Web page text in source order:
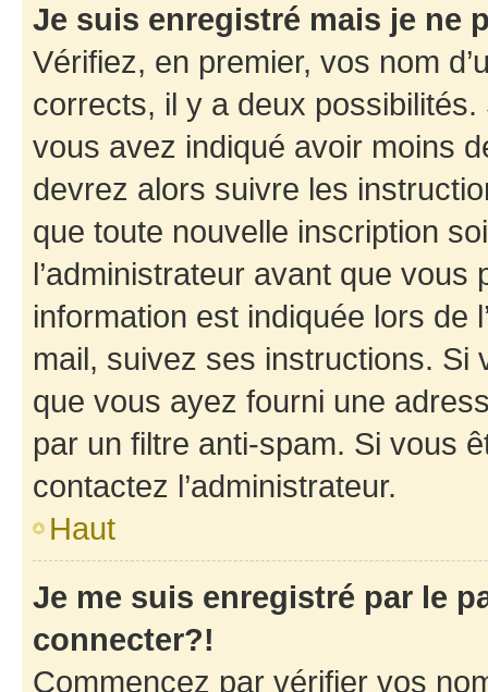
Je suis enregistré mais je ne
Vérifiez, en premier, vos nom
corrects, il y a deux
vous avez indiqué avoir moins
devrez alors suivre les
que toute nouvelle inscription
l’administrateur avant que
information est indiquée lors de
mail, suivez ses instructions. Si
que vous ayez fourni une
par un filtre anti-spam. Si vous
contactez l’administrateur.
Haut
Je me suis enregistré par le
connecter?!
Commencez par vérifier vos